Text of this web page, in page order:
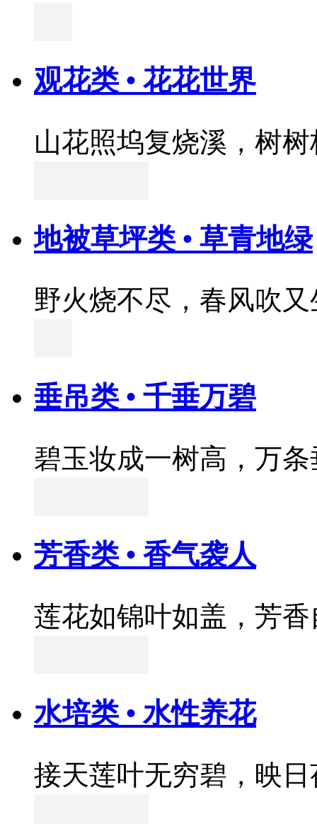
观花类 • 花花世界
山花照坞复烧溪，树
地被草坪类 • 草青地绿
野火烧不尽，春风吹又
垂吊类 • 千垂万碧
碧玉妆成一树高，万
芳香类 • 香气袭人
莲花如锦叶如盖，芳
水培类 • 水性养花
接天莲叶无穷碧，映